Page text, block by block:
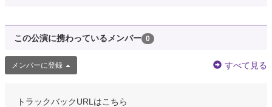
この公演に携わっているメンバー 0
メンバーに登録 すべて見る
トラックバックURLはこちら